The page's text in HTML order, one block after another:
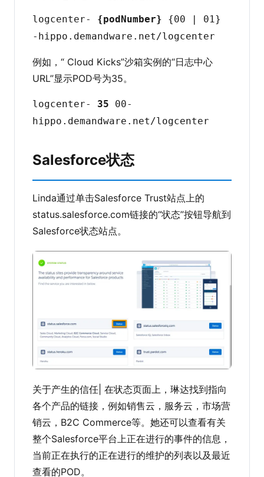
logcenter- {podNumber} {00 | 01}
-hippo.demandware.net/logcenter
例如，“ Cloud Kicks”沙箱实例的“日志中心
URL”显示POD号为35。
logcenter- 35 00-
hippo.demandware.net/logcenter
Salesforce状态
Linda通过单击Salesforce Trust站点上的
status.salesforce.com链接的“状态”按钮导航到
Salesforce状态站点。
关于产生的信任| 在状态页面上，琳达找到指向
各个产品的链接，例如销售云，服务云，市场营
销云，B2C Commerce等。她还可以查看有关
整个Salesforce平台上正在进行的事件的信息，
当前正在执行的正在进行的维护的列表以及最近
查看的POD。